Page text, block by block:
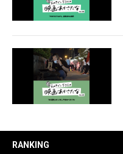
RANKING